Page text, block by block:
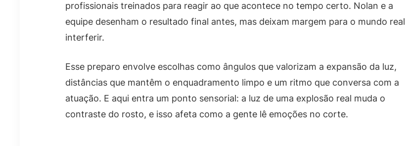
profissionais treinados para reagir ao que acontece no tempo certo. Nolan e a
equipe desenham o resultado final antes, mas deixam margem para o mundo real
interferir.
Esse preparo envolve escolhas como ângulos que valorizam a expansão da luz,
distâncias que mantêm o enquadramento limpo e um ritmo que conversa com a
atuação. E aqui entra um ponto sensorial: a luz de uma explosão real muda o
contraste do rosto, e isso afeta como a gente lê emoções no corte.